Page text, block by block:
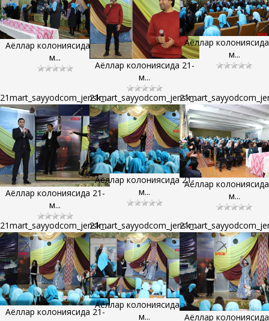
Аёллар колониясида 21-
м...
Аёллар колониясида 21-
м...
Аёллар
м...
21mart_sayyodcom_jensk_...
Аёллар колониясида 21-
м...
21mart_sayyodcom_jensk_...
Аёллар колониясида 21-
м...
Аёллар
м...
21mart_sayyodcom_jensk_...
Аёллар колониясида 21-
21mart_sayyodcom_jensk_...
Аёллар колониясида 21-
м...
Аёллар